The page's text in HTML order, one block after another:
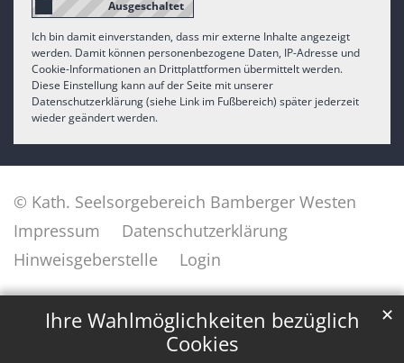
Ihre Wahlmöglichkeiten bezüglich
Cookies
✕
Ich bin damit einverstanden, dass mir externe Inhalte angezeigt
werden. Damit können personenbezogene Daten, IP-Adresse und
Cookie-Informationen an Drittplattformen übermittelt werden.
Diese Einstellung kann auf der Seite mit unserer
Datenschutzerklärung (siehe Link im Fußbereich) später jederzeit
wieder geändert werden.
© Kath. Seelsorgebereich Bamberger Westen
Impressum
Datenschutzerklärung
Hinweisgeberstelle
Login